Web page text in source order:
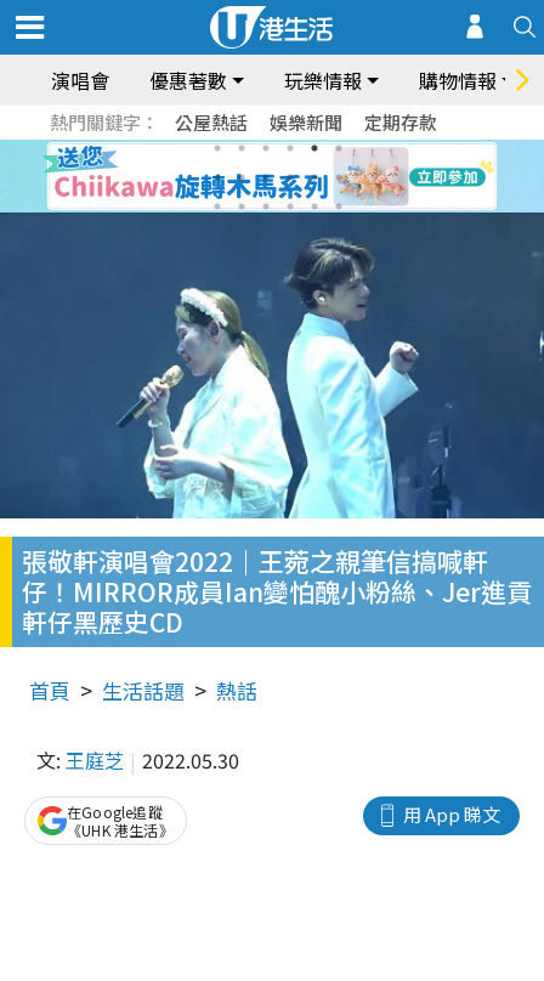
演唱會 優惠著數 玩樂情報 購物情報
熱門關鍵字： 公屋熱話 娛樂新聞 定期存款
張敬軒演唱會2022｜王菀之親筆信搞喊軒
仔！MIRROR成員Ian變怕醜小粉絲、Jer進貢
軒仔黑歷史CD
首頁 生活話題 熱話
文: 王庭芝 2022.05.30
用 App 睇文
在Google追蹤
《UHK 港生活》